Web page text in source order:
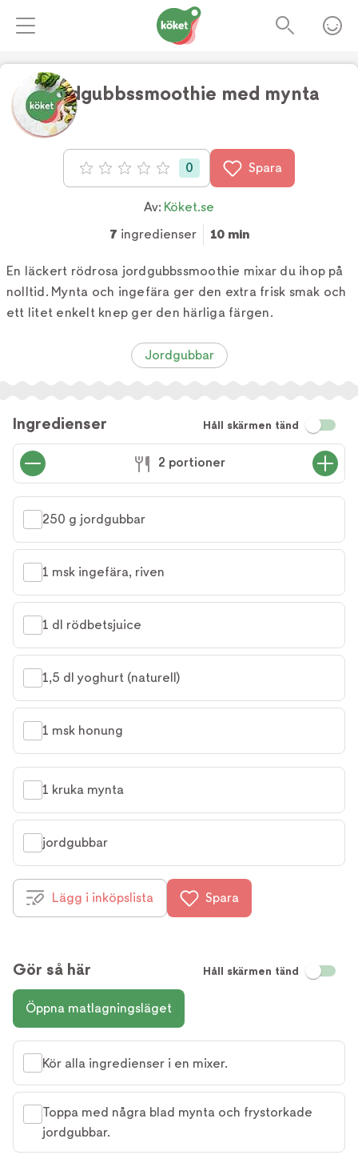
Jordgubbssmoothie med mynta
Betyg: 0 av 5 0 Spara
Av: Köket.se
7 ingredienser 10 min
En läckert rödrosa jordgubbssmoothie mixar du ihop på
nolltid. Mynta och ingefära ger den extra frisk smak och
ett litet enkelt knep ger den härliga färgen.
Jordgubbar
Ingredienser Håll skärmen tänd
2 portioner
250 g jordgubbar
1 msk ingefära, riven
1 dl rödbetsjuice
1,5 dl yoghurt (naturell)
1 msk honung
1 kruka mynta
jordgubbar
Lägg i inköpslista Spara
Gör så här Håll skärmen tänd
Öppna matlagningsläget
Kör alla ingredienser i en mixer.
Toppa med några blad mynta och frystorkade
jordgubbar.